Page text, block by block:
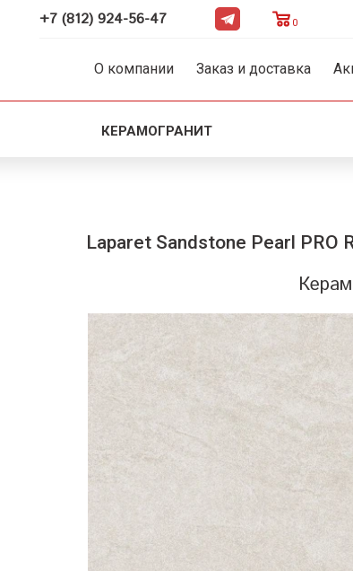
+7 (812) 924-56-47 0
О компании Заказ и доставка
КЕРАМОГРАНИТ
Laparet Sandstone Pearl PRO